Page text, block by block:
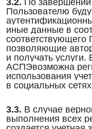
Пользователю
иные данные в
позволяющие
и получать
АСПЭвозможна
использования
в социальных сетях
3.3. В случае
выполнения всех